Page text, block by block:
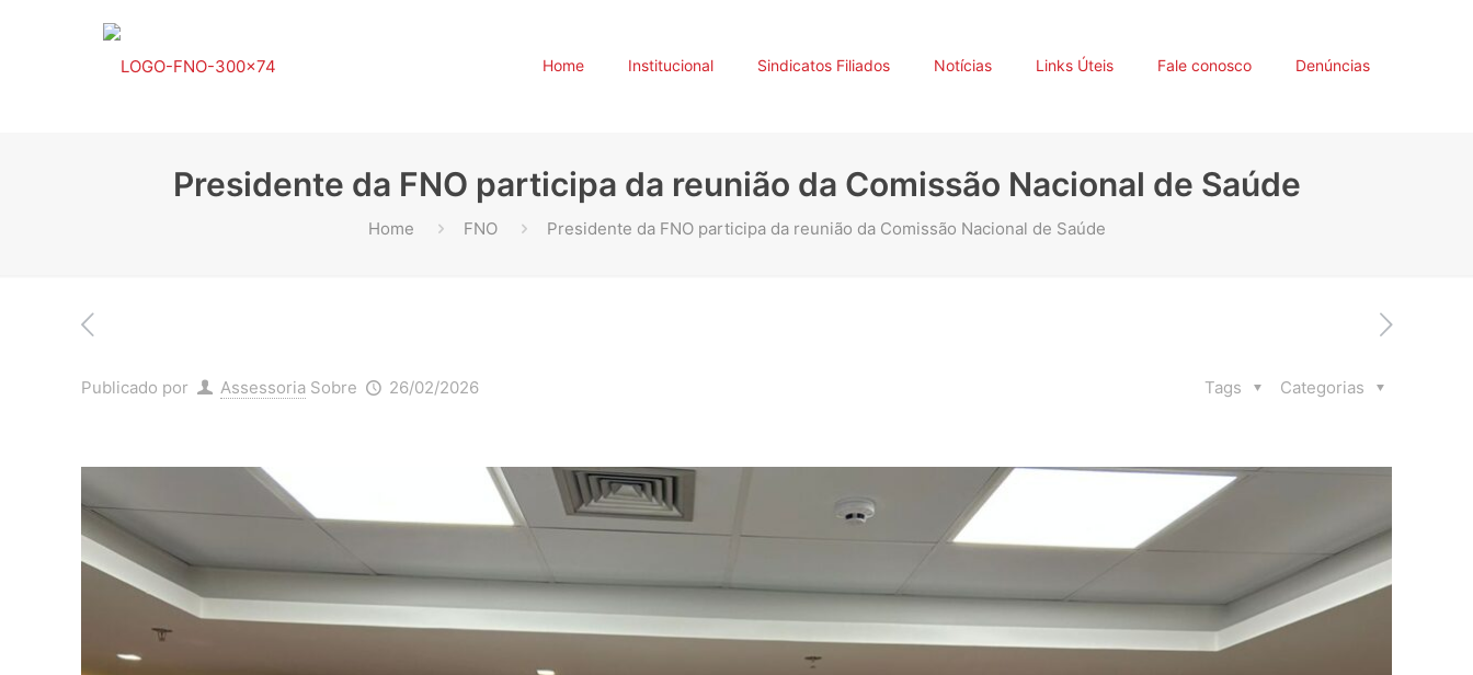
Home Institucional Sindicatos Filiados Notícias Links Úteis Fale conosco Denúncias
Presidente da FNO participa da reunião da Comissão Nacional de Saúde
Home FNO Presidente da FNO participa da reunião da Comissão Nacional de Saúde
Publicado por Assessoria Sobre 26/02/2026 Categorias
Tags